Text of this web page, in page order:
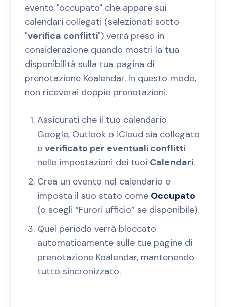
evento "occupato" che appare sui
calendari collegati (selezionati sotto
"verifica conflitti") verrà preso in
considerazione quando mostri la tua
disponibilità sulla tua pagina di
prenotazione Koalendar. In questo modo,
non riceverai doppie prenotazioni.
Assicurati che il tuo calendario
Google, Outlook o iCloud sia collegato
e verificato per eventuali conflitti
nelle impostazioni dei tuoi Calendari.
Crea un evento nel calendario e
imposta il suo stato come Occupato
(o scegli “Furori ufficio” se disponibile).
Quel periodo verrà bloccato
automaticamente sulle tue pagine di
prenotazione Koalendar, mantenendo
tutto sincronizzato.